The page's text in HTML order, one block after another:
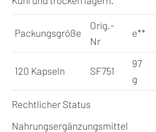
Packungsgröße
Orig.-
Nr
e**
120 Kapseln SF751
97
g
Rechtlicher Status
Nahrungsergänzungsmittel